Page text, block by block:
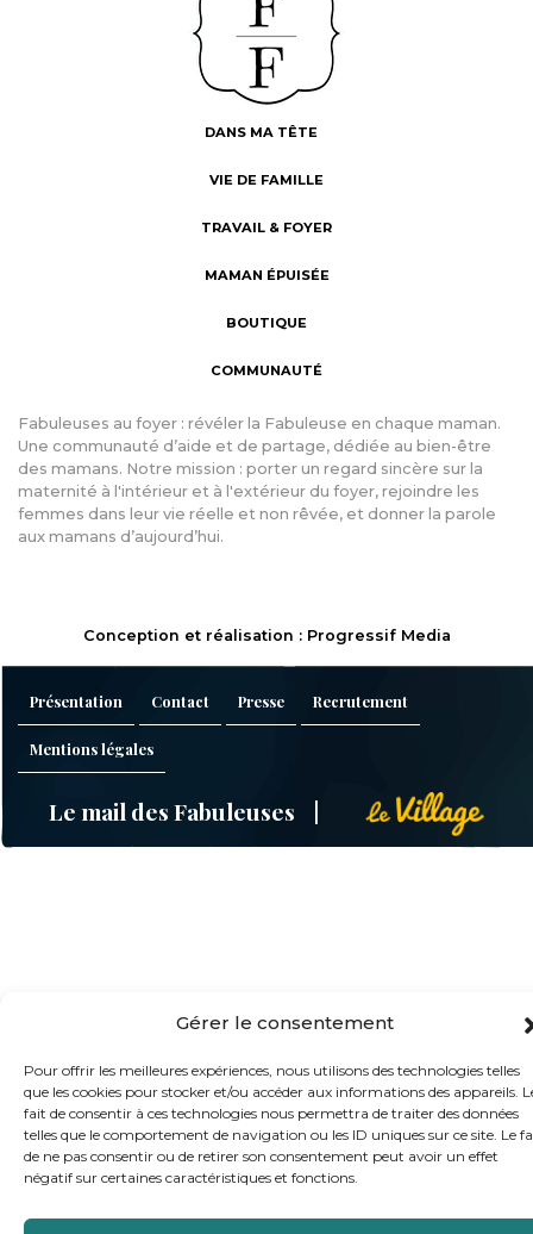
Gérer le consentement
Pour offrir les meilleures expériences, nous utilisons des technologies telles
que les cookies pour stocker et/ou accéder aux informations des appareils.
fait de consentir à ces technologies nous permettra de traiter des données
telles que le comportement de navigation ou les ID uniques sur ce site. Le
de ne pas consentir ou de retirer son consentement peut avoir un effet
négatif sur certaines caractéristiques et fonctions.
DANS MA TÊTE
VIE DE FAMILLE
TRAVAIL & FOYER
MAMAN ÉPUISÉE
BOUTIQUE
COMMUNAUTÉ
Fabuleuses au foyer : révéler la Fabuleuse en chaque maman.
Une communauté d’aide et de partage, dédiée au bien-être
des mamans. Notre mission : porter un regard sincère sur la
maternité à l'intérieur et à l'extérieur du foyer, rejoindre les
femmes dans leur vie réelle et non rêvée, et donner la parole
aux mamans d’aujourd’hui.
Conception et réalisation : Progressif Media
Présentation Contact Presse Recrutement
Mentions légales
Le mail des Fabuleuses